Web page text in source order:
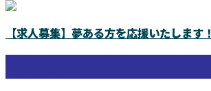
【求人募集】夢ある方を応援いたします！